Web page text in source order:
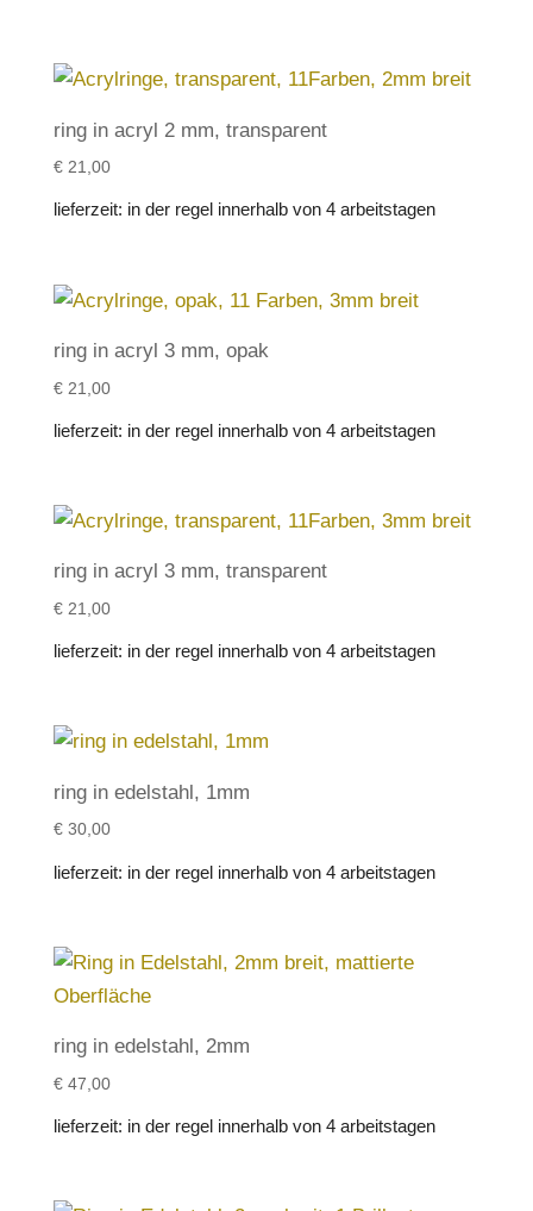
ring in acryl 2 mm, transparent
€21,00
lieferzeit: in der regel innerhalb von 4 arbeitstagen
ring in acryl 3 mm, opak
€21,00
lieferzeit: in der regel innerhalb von 4 arbeitstagen
ring in acryl 3 mm, transparent
€21,00
lieferzeit: in der regel innerhalb von 4 arbeitstagen
ring in edelstahl, 1mm
€30,00
lieferzeit: in der regel innerhalb von 4 arbeitstagen
ring in edelstahl, 2mm
€47,00
lieferzeit: in der regel innerhalb von 4 arbeitstagen